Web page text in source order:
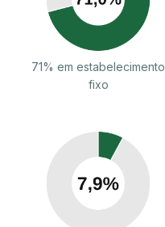
71% em estabelecimento
fixo